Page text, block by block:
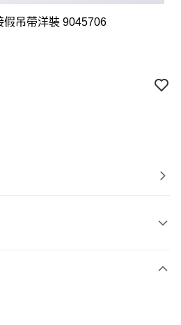
吊帶洋裝 9045706